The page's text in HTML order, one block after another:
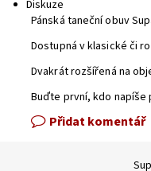
Diskuze
Pánská taneční obuv
Dostupná v klasické či
Dvakrát rozšířená na
Buďte první, kdo
Přidat komentář